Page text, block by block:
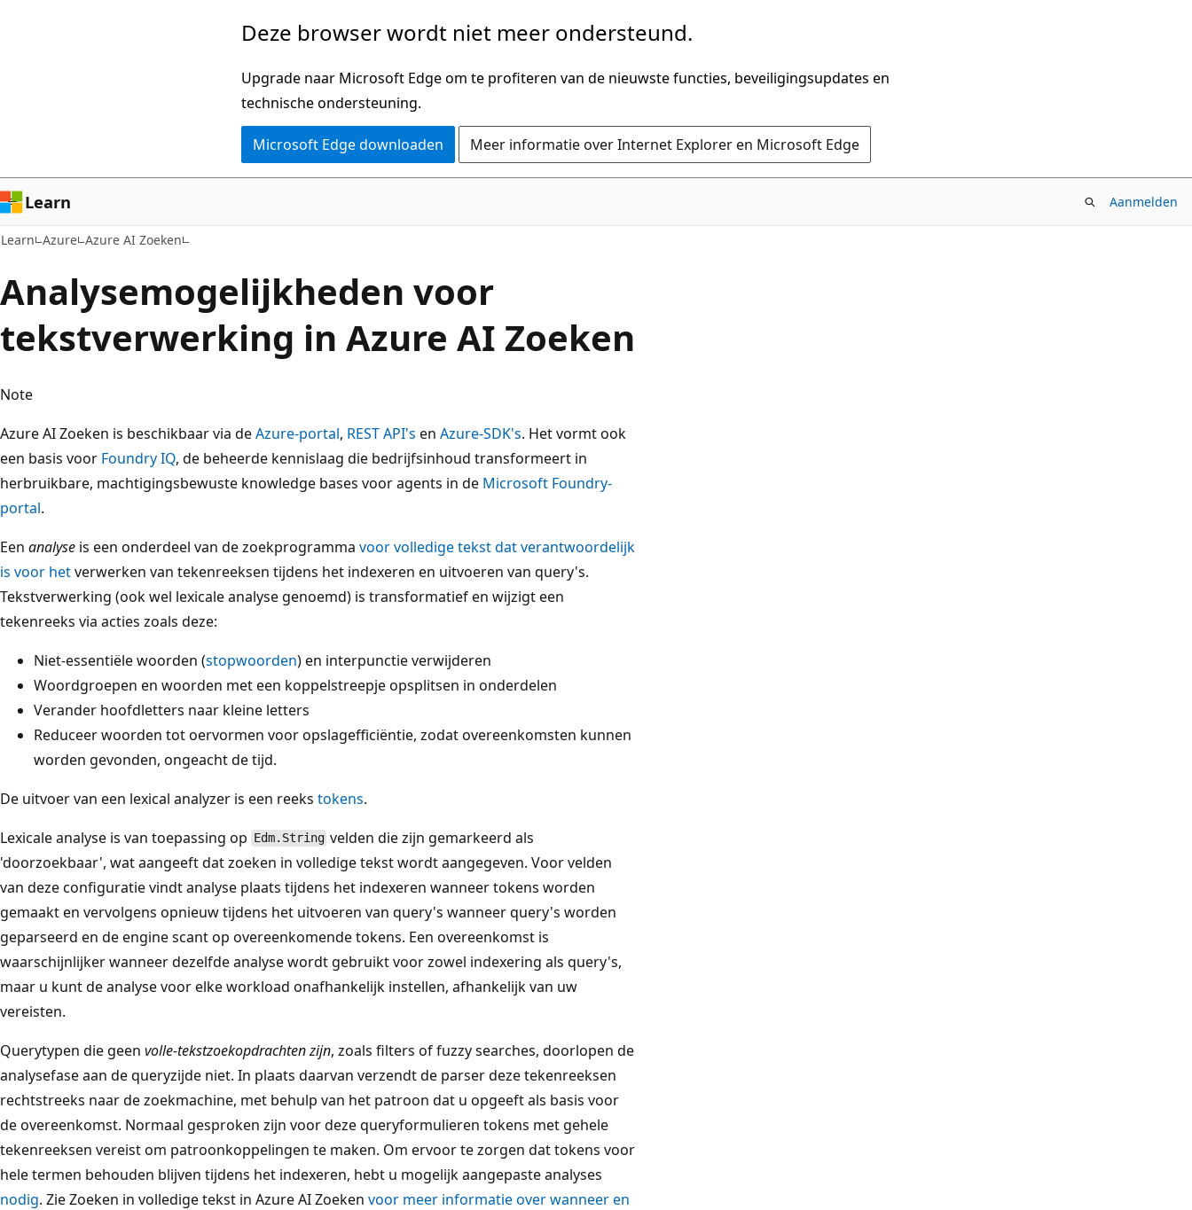
Deze browser wordt niet meer ondersteund.
Upgrade naar Microsoft Edge om te profiteren van de nieuwste functies, beveiligingsupdates en
technische ondersteuning.
Microsoft Edge downloaden Meer informatie over Internet Explorer en Microsoft Edge
Learn Aanmelden
Learn Azure Azure AI Zoeken
Analysemogelijkheden voor
tekstverwerking in Azure AI Zoeken
Note
Azure AI Zoeken is beschikbaar via deAzure-portal, REST API's en Azure-SDK's. Het vormt ook
een basis voor Foundry IQ, de beheerde kennislaag die bedrijfsinhoud transformeert in
herbruikbare, machtigingsbewuste knowledge bases voor agents in de Microsoft Foundry-
portal.
Een analyse is een onderdeel van de zoekprogramma voor volledige tekst dat verantwoordelijk
is voor hetverwerken van tekenreeksen tijdens het indexeren en uitvoeren van query's.
Tekstverwerking (ook wel lexicale analyse genoemd) is transformatief en wijzigt een
tekenreeks via acties zoals deze:
Niet-essentiële woorden (stopwoorden) en interpunctie verwijderen
Woordgroepen en woorden met een koppelstreepje opsplitsen in onderdelen
Verander hoofdletters naar kleine letters
Reduceer woorden tot oervormen voor opslagefficiëntie, zodat overeenkomsten kunnen
worden gevonden, ongeacht de tijd.
De uitvoer van een lexical analyzer is een reeks tokens.
Lexicale analyse is van toepassing op Edm.String velden die zijn gemarkeerd als
'doorzoekbaar', wat aangeeft dat zoeken in volledige tekst wordt aangegeven. Voor velden
van deze configuratie vindt analyse plaats tijdens het indexeren wanneer tokens worden
gemaakt en vervolgens opnieuw tijdens het uitvoeren van query's wanneer query's worden
geparseerd en de engine scant op overeenkomende tokens. Een overeenkomst is
waarschijnlijker wanneer dezelfde analyse wordt gebruikt voor zowel indexering als query's,
maar u kunt de analyse voor elke workload onafhankelijk instellen, afhankelijk van uw
vereisten.
Querytypen die geen volle-tekstzoekopdrachten zijn, zoals filters of fuzzy searches, doorlopen de
analysefase aan de queryzijde niet. In plaats daarvan verzendt de parser deze tekenreeksen
rechtstreeks naar de zoekmachine, met behulp van het patroon dat u opgeeft als basis voor
de overeenkomst. Normaal gesproken zijn voor deze queryformulieren tokens met gehele
tekenreeksen vereist om patroonkoppelingen te maken. Om ervoor te zorgen dat tokens voor
hele termen behouden blijven tijdens het indexeren, hebt u mogelijk aangepaste analyses
nodig. Zie Zoeken in volledige tekst in Azure AI Zoeken voor meer informatie over wanneer en